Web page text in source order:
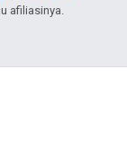
afiliasinya.